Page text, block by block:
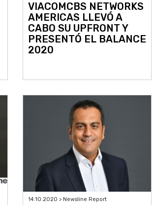
VIACOMCBS NETWORKS
AMERICAS LLEVÓ A
CABO SU UPFRONT Y
PRESENTÓ EL BALANCE
2020
14.10.2020 > Newsline Report